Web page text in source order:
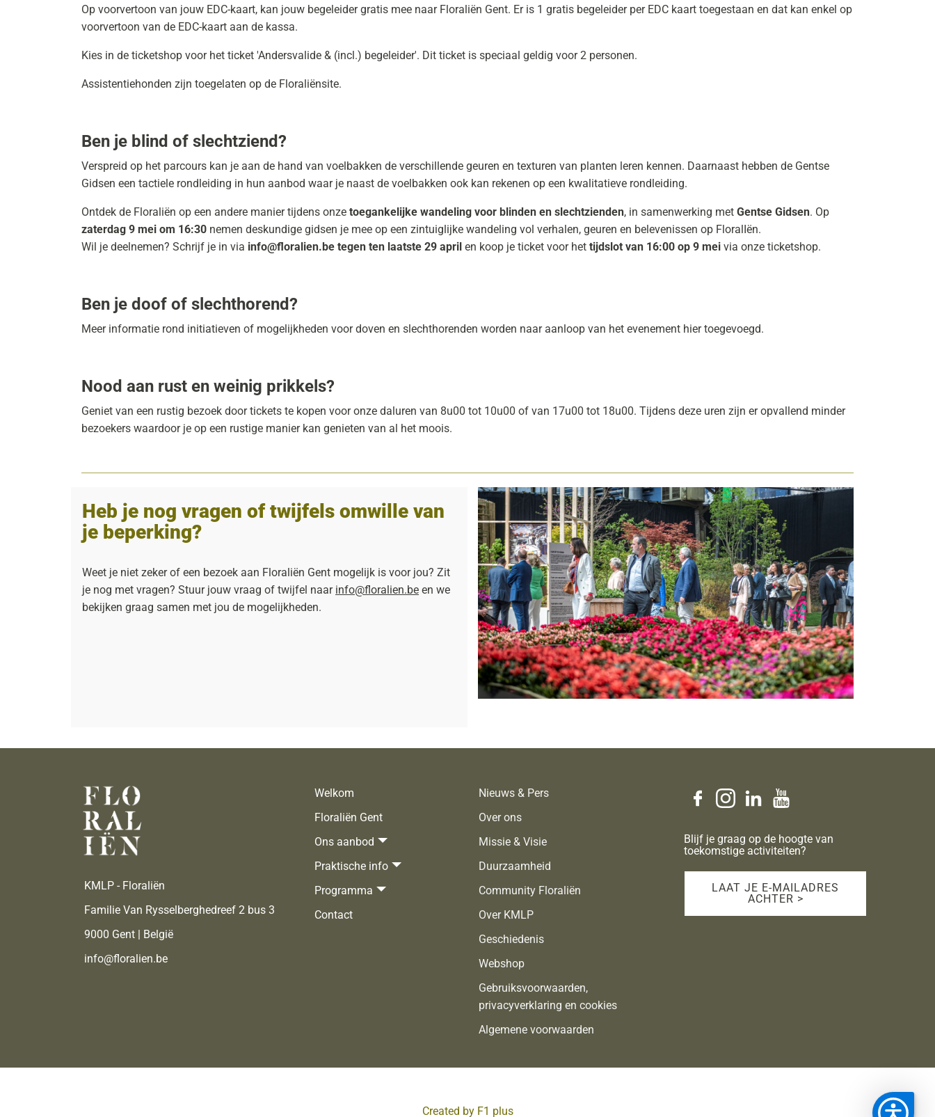
Op voorvertoon van jouw EDC-kaart, kan jouw begeleider gratis mee naar Floraliën Gent. Er is 1 gratis begeleider per EDC kaart toegestaan en dat kan enkel op
voorvertoon van de EDC-kaart aan de kassa.
Kies in de ticketshop voor het ticket 'Andersvalide & (incl.) begeleider'. Dit ticket is speciaal geldig voor 2 personen.
Assistentiehonden zijn toegelaten op de Floraliënsite.
Ben je blind of slechtziend?
Verspreid op het parcours kan je aan de hand van voelbakken de verschillende geuren en texturen van planten leren kennen. Daarnaast hebben de Gentse
Gidsen een tactiele rondleiding in hun aanbod waar je naast de voelbakken ook kan rekenen op een kwalitatieve rondleiding.
Ontdek de Floraliën op een andere manier tijdens onze toegankelijke wandeling voor blinden en slechtzienden, in samenwerking met Gentse Gidsen. Op
zaterdag 9 mei om 16:30 nemen deskundige gidsen je mee op een zintuiglijke wandeling vol verhalen, geuren en belevenissen op FloralIën.
Wil je deelnemen? Schrijf je in via info@floralien.be tegen ten laatste 29 april en koop je ticket voor het tijdslot van 16:00 op 9 mei via onze ticketshop.
Ben je doof of slechthorend?
Meer informatie rond initiatieven of mogelijkheden voor doven en slechthorenden worden naar aanloop van het evenement hier toegevoegd.
Nood aan rust en weinig prikkels?
Geniet van een rustig bezoek door tickets te kopen voor onze daluren van 8u00 tot 10u00 of van 17u00 tot 18u00. Tijdens deze uren zijn er opvallend minder
bezoekers waardoor je op een rustige manier kan genieten van al het moois.
Heb je nog vragen of twijfels omwille van
je beperking?
Weet je niet zeker of een bezoek aan Floraliën Gent mogelijk is voor jou? Zit
je nog met vragen? Stuur jouw vraag of twijfel naar info@floralien.be en we
bekijken graag samen met jou de mogelijkheden.
KMLP - Floraliën
Familie Van Rysselberghedreef 2 bus 3
9000 Gent | België
info@floralien.be
Welkom
Floraliën Gent
Ons aanbod
Praktische info
Programma
Contact
Nieuws & Pers
Over ons
Missie & Visie
Duurzaamheid
Community Floraliën
Over KMLP
Geschiedenis
Webshop
Gebruiksvoorwaarden,
privacyverklaring en cookies
Algemene voorwaarden
Blijf je graag op de hoogte van
toekomstige activiteiten?
LAAT JE E-MAILADRES
ACHTER >
Created by F1 plus